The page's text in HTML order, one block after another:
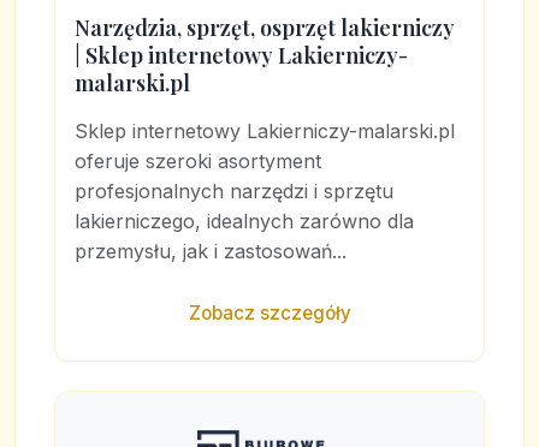
Narzędzia, sprzęt, osprzęt lakierniczy
| Sklep internetowy Lakierniczy-
malarski.pl
Sklep internetowy Lakierniczy-malarski.pl
oferuje szeroki asortyment
profesjonalnych narzędzi i sprzętu
lakierniczego, idealnych zarówno dla
przemysłu, jak i zastosowań...
Zobacz szczegóły